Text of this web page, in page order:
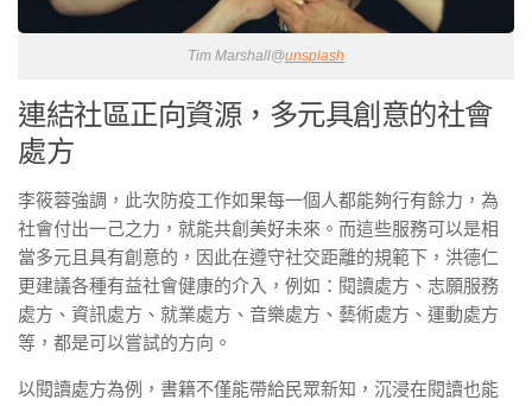
Tim Marshall@unsplash
連結社區正向資源，多元具創意的社會
處方
李筱蓉強調，此次防疫工作如果每一個人都能夠行有餘力，為
社會付出一己之力，就能共創美好未來。而這些服務可以是相
當多元且具有創意的，因此在遵守社交距離的規範下，洪德仁
更建議各種有益社會健康的介入，例如：閱讀處方、志願服務
處方、資訊處方、就業處方、音樂處方、藝術處方、運動處方
等，都是可以嘗試的方向。
以閱讀處方為例，書籍不僅能帶給民眾新知，沉浸在閱讀也能